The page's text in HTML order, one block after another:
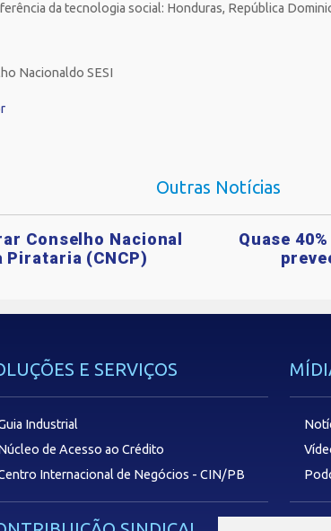
da tecnologia social: Honduras, República
Nacionaldo SESI
Outras Notícias
Conselho Nacional
Pirataria (CNCP)
Quase
E SERVIÇOS
Industrial
de Acesso ao Crédito
Internacional de Negócios - CIN/PB